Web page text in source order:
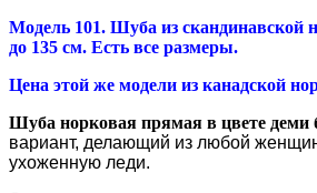
Модель 101. Шуба из скандинавской
до 135 см. Есть все размеры.
Цена этой же модели из канадской
Шуба норковая прямая в цвете деми
вариант, делающий из любой
ухоженную леди.